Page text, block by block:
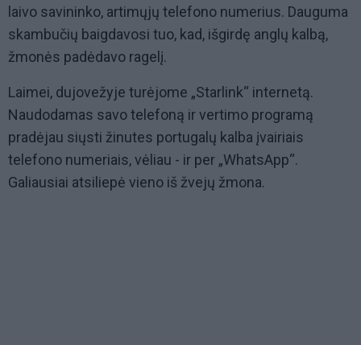
laivo savininko, artimųjų telefono numerius. Dauguma
skambučių baigdavosi tuo, kad, išgirdę anglų kalbą,
žmonės padėdavo ragelį.
Laimei, dujovežyje turėjome „Starlink“ internetą.
Naudodamas savo telefoną ir vertimo programą
pradėjau siųsti žinutes portugalų kalba įvairiais
telefono numeriais, vėliau - ir per „WhatsApp“.
Galiausiai atsiliepė vieno iš žvejų žmona.